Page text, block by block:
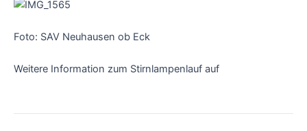
Foto: SAV Neuhausen ob Eck
Weitere Information zum Stirnlampenlauf auf